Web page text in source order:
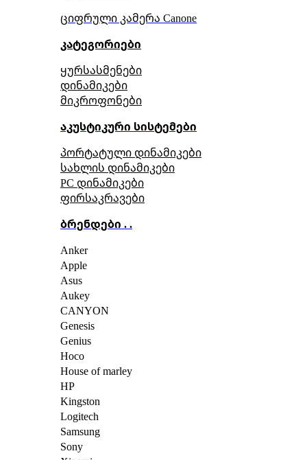
ციფრული კამერა Сanone
კატეგორიები
ყურსასმენები
დინამიკები
მიკროფონები
აკუსტიკური სისტემები
პორტატული დინამიკები
სახლის დინამიკები
PC დინამიკები
ფირსაკრავები
ბრენდები . .
Anker
Apple
Asus
Aukey
CANYON
Genesis
Genius
Hoco
House of marley
HP
Kingston
Logitech
Samsung
Sony